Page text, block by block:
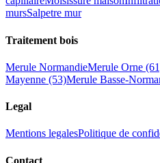
mursSalpetre mur
Traitement bois
Merule NormandieMerule Orne
Mayenne (53)Merule Basse-
Legal
Mentions legalesPolitique de
Contact